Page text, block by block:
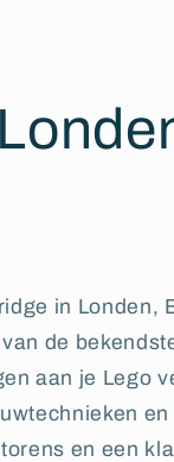
in Londen,
de
aan je Lego
en een